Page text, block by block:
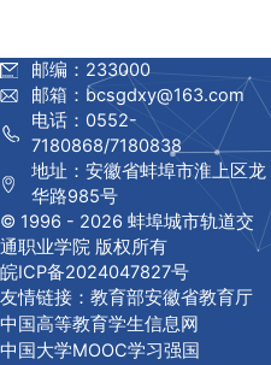
邮编：233000
邮箱：bcsgdxy@163.com
电话：0552-
7180868/7180838
地址：安徽省蚌埠市淮上区龙
华路985号
© 1996 - 2026 蚌埠城市轨道交
通职业学院 版权所有
皖ICP备2024047827号
友情链接： 教育部安徽省教育厅
中国高等教育学生信息网
中国大学MOOC学习强国